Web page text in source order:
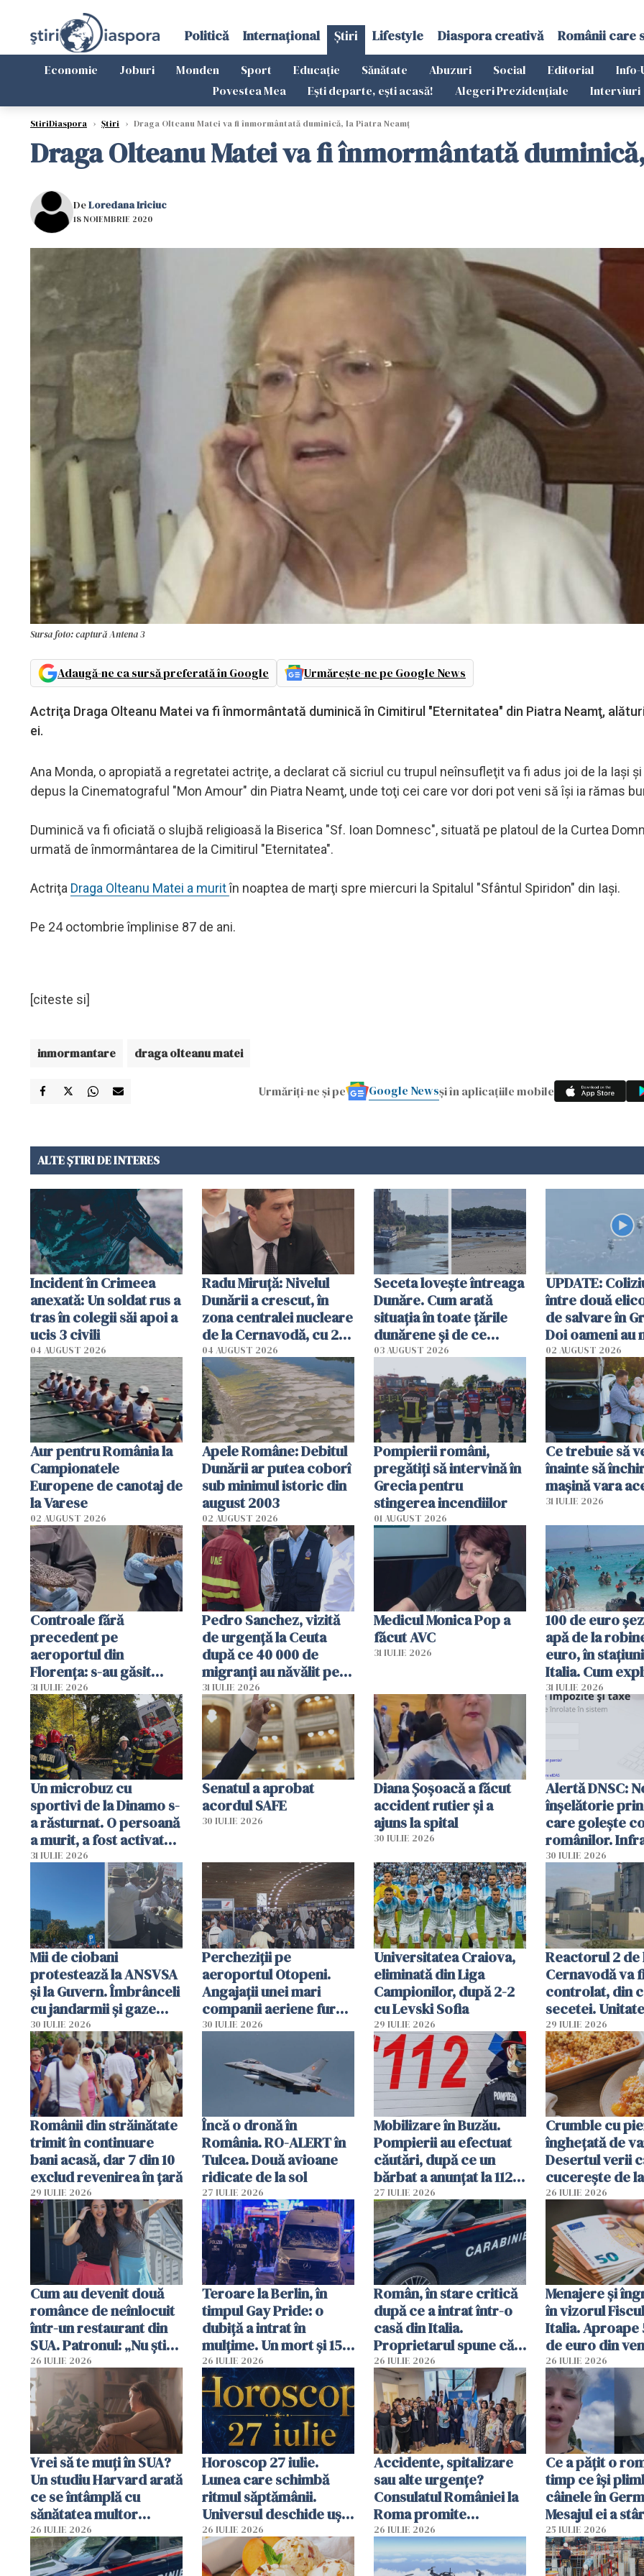
Politică Internațional Știri Lifestyle Diaspora creativă Românii care
Economie Joburi Monden Sport Educație Sănătate Abuzuri Social Editorial
Info-
Povestea Mea
Ești departe, ești acasă! Alegeri Prezidențiale Interviuri
StiriDiaspora › Știri › Draga Olteanu Matei va fi înmormântată duminică, la Piatra Neamţ
Draga Olteanu Matei va fi înmormântată
DeLoredana Iriciuc
18 NOIEMBRIE 2020
Sursa foto: captură Antena 3
Adaugă-ne ca sursă preferată în Google Urmărește-ne pe Google News
Actriţa Draga Olteanu Matei va fi înmormântată duminică în Cimitirul "Eternitatea" din Piatra Neamţ,
ei.
Ana Monda, o apropiată a regretatei actriţe, a declarat că sicriul cu trupul neînsufleţit va fi adus joi de la Iaşi
depus la Cinematograful "Mon Amour" din Piatra Neamţ, unde toţi cei care vor dori pot veni să îşi ia rămas
Duminică va fi oficiată o slujbă religioasă la Biserica "Sf. Ioan Domnesc", situată pe platoul de la Curtea
urmată de înmormântarea de la Cimitirul "Eternitatea".
Actriţa Draga Olteanu Matei a muritîn noaptea de marţi spre miercuri la Spitalul "Sfântul Spiridon" din Iaşi.
Pe 24 octombrie împlinise 87 de ani.
[citeste si]
inmormantare draga olteanu matei
Urmăriți-ne și pe Google Newsși în aplicațiile mobile
ALTE ȘTIRI DE INTERES
Incident în Crimeea
anexată: Un soldat rus a
tras în colegii săi apoi a
ucis 3 civili
04 AUGUST 2026
Radu Miruţă: Nivelul
Dunării a crescut, în
zona centralei nucleare
de la Cernavodă, cu 2
cm faţă de ziua trecută
04 AUGUST 2026
Seceta lovește întreaga
Dunăre. Cum arată
situația în toate țările
dunărene și de ce
România resimte
efectele, deși a plouat
în iulie
03 AUGUST 2026
UPDATE:
între două
de salvare în
Doi oameni au
02 AUGUST 2026
Aur pentru România la
Campionatele
Europene de canotaj de
la Varese
02 AUGUST 2026
Apele Române: Debitul
Dunării ar putea coborî
sub minimul istoric din
august 2003
02 AUGUST 2026
Pompierii români,
pregătiţi să intervină în
Grecia pentru
stingerea incendiilor
01 AUGUST 2026
Ce trebuie să
înainte să
mașină vara
31 IULIE 2026
Controale fără
precedent pe
aeroportul din
Florența: s-au găsit
capete de aligator și o
sumă imensă de bani
31 IULIE 2026
Pedro Sanchez, vizită
de urgență la Ceuta
după ce 40 000 de
migranți au năvălit pe
teritoriul spaniol: „Vom
mobiliza toate
resursele"
31 IULIE 2026
Medicul Monica Pop a
făcut AVC
31 IULIE 2026
100 de euro
apă de la
euro, în
Italia. Cum
autoritățile
31 IULIE 2026
Un microbuz cu
sportivi de la Dinamo s-
a răsturnat. O persoană
a murit, a fost activat
planul roșu de
31 IULIE 2026
Senatul a aprobat
acordul SAFE
30 IULIE 2026
Diana Șoșoacă a făcut
accident rutier și a
ajuns la spital
30 IULIE 2026
Alertă DNSC:
înșelătorie prin
care golește
românilor.
folosesc
Ghișeul.ro și
Române
30 IULIE 2026
Mii de ciobani
protestează la ANSVSA
și la Guvern. Îmbrânceli
cu jandarmii și gaze
lacrimogene
30 IULIE 2026
Percheziții pe
aeroportul Otopeni.
Angajații unei mari
companii aeriene furau
parfumuri, ceasuri și
vânzării
30 IULIE 2026
Universitatea Craiova,
eliminată din Liga
Campionilor, după 2-2
cu Levski Sofia
29 IULIE 2026
Reactorul 2 de
Cernavodă va
controlat, din
secetei.
deja oprită
29 IULIE 2026
Românii din străinătate
trimit în continuare
bani acasă, dar 7 din 10
exclud revenirea în țară
29 IULIE 2026
Încă o dronă în
România. RO-ALERT în
Tulcea. Două avioane
ridicate de la sol
27 IULIE 2026
Mobilizare în Buzău.
Pompierii au efectuat
căutări, după ce un
bărbat a anunțat la 112
că a văzut un obiect
luminos
27 IULIE 2026
Crumble cu
înghețată de
Desertul verii
cucerește de
lingură
26 IULIE 2026
Cum au devenit două
românce de neînlocuit
într-un restaurant din
SUA. Patronul: „Nu știu
ce o să mă fac fără voi”
26 IULIE 2026
Teroare la Berlin, în
timpul Gay Pride: o
dubiță a intrat în
mulțime. Un mort și 15
răniți
26 IULIE 2026
Român, în stare critică
după ce a intrat într-o
casă din Italia.
Proprietarul spune că
s-a apărat cu un cuțit
26 IULIE 2026
Menajere și
în vizorul
Italia. Aproape
de euro din
ascunși de
26 IULIE 2026
Vrei să te muți în SUA?
Un studiu Harvard arată
ce se întâmplă cu
sănătatea multor
imigranți
26 IULIE 2026
Horoscop 27 iulie.
Lunea care schimbă
ritmul săptămânii.
Universul deschide uși
neașteptate pentru
unele zodii
26 IULIE 2026
Accidente, spitalizare
sau alte urgențe?
Consulatul României la
Roma promite
intervenții în doar 24
de ore
26 IULIE 2026
Ce a pățit o
timp ce își
câinele în
Mesajul ei a
dezbateri
25 IULIE 2026